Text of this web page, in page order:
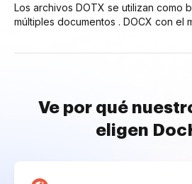
Los archivos DOTX se utilizan como
múltiples documentos . DOCX con el
Ve por qué
eligen